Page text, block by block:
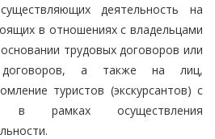
деятельность на
в отношениях с владельцами
трудовых договоров или
договоров, а также на лиц,
туристов (экскурсантов) с
в рамках осуществления